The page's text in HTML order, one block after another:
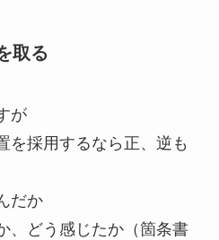
取る
が
を採用するなら正、逆も
だか
、どう感じたか（箇条書